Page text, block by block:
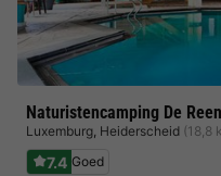
Naturistencamping De
Luxemburg, Heiderscheid (18,8
7.4 Goed